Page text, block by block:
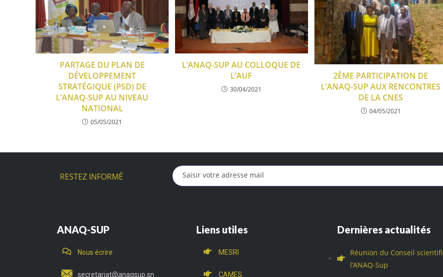
PARTAGE DU PLAN DE
DÉVELOPPEMENT
STRATÉGIQUE (PSD) DE
L’ANAQ-SUP AU NIVEAU
NATIONAL
05/05/2021
L’ANAQ-SUP AU COLLOQUE DE
L’AUF
30/04/2021
2ÈME PARTICIPATION DE
L’ANAQ-SUP AUX RENCONTRES
DE LA CNES
04/05/2021
RESTEZ INFORMÉ
ANAQ-SUP
Nous écrire
secretariat@anaqsup.sn
Liens utiles
MESRI
CAMES
Dernières actualités
Réunion du Conseil
l’ANAQ-Sup